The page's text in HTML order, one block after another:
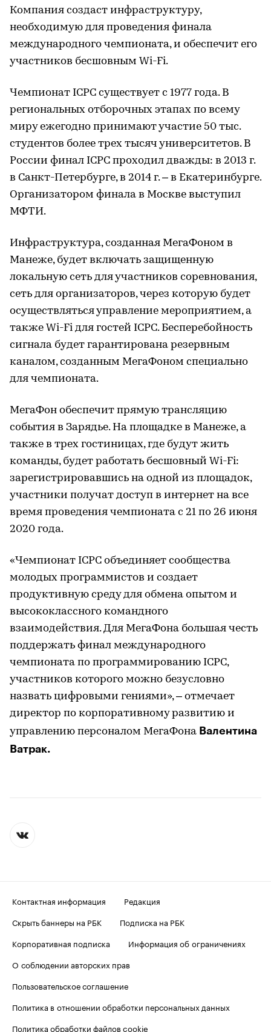
Компания создаст инфраструктуру,
необходимую для проведения финала
международного чемпионата, и обеспечит его
участников бесшовным Wi-Fi.
Чемпионат ICPC существует с 1977 года. В
региональных отборочных этапах по всему
миру ежегодно принимают участие 50 тыс.
студентов более трех тысяч университетов. В
России финал ICPC проходил дважды: в 2013 г.
в Санкт-Петербурге, в 2014 г. – в Екатеринбурге.
Организатором финала в Москве выступил
МФТИ.
Инфраструктура, созданная МегаФоном в
Манеже, будет включать защищенную
локальную сеть для участников соревнования,
сеть для организаторов, через которую будет
осуществляться управление мероприятием, а
также Wi-Fi для гостей ICPC. Бесперебойность
сигнала будет гарантирована резервным
каналом, созданным МегаФоном специально
для чемпионата.
МегаФон обеспечит прямую трансляцию
события в Зарядье. На площадке в Манеже, а
также в трех гостиницах, где будут жить
команды, будет работать бесшовный Wi-Fi:
зарегистрировавшись на одной из площадок,
участники получат доступ в интернет на все
время проведения чемпионата с 21 по 26 июня
2020 года.
«Чемпионат ICPC объединяет сообщества
молодых программистов и создает
продуктивную среду для обмена опытом и
высококлассного командного
взаимодействия. Для МегаФона большая честь
поддержать финал международного
чемпионата по программированию ICPC,
участников которого можно безусловно
назвать цифровыми гениями», – отмечает
директор по корпоративному развитию и
управлению персоналом МегаФона Валентина
Ватрак.
Контактная информация
Редакция
Скрыть баннеры на РБК
Подписка на РБК
Корпоративная подписка
Информация об ограничениях
О соблюдении авторских прав
Пользовательское соглашение
Политика в отношении обработки персональных данных
Политика обработки файлов cookie